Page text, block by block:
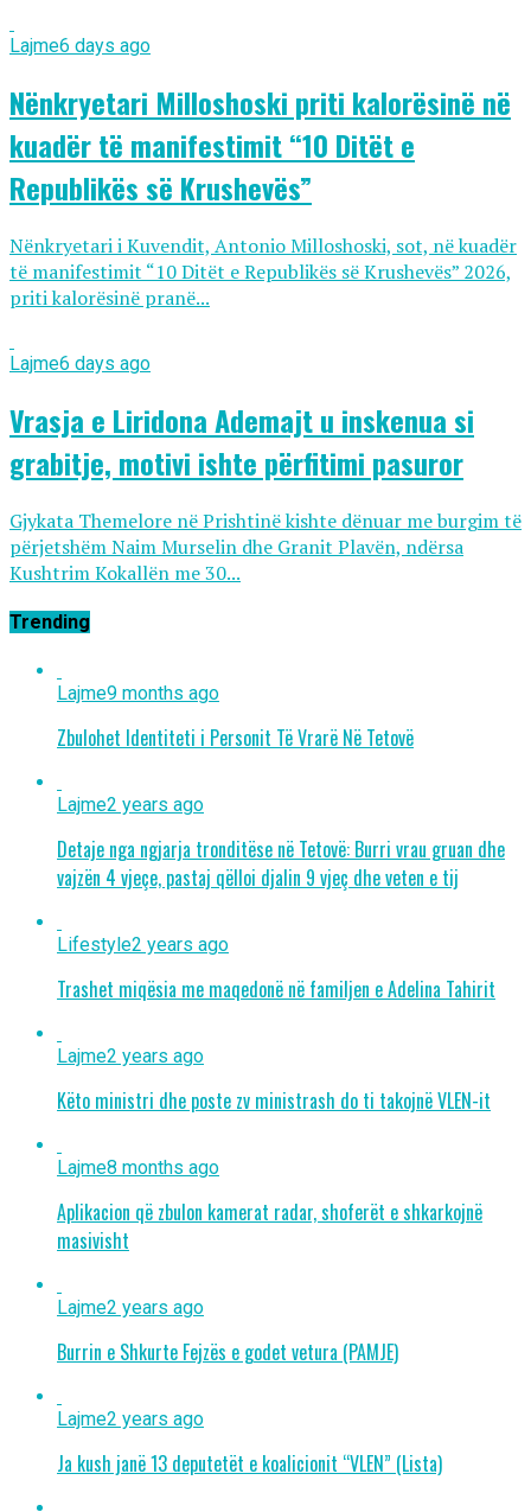
Lajme6 days ago
Nënkryetari Milloshoski priti kalorësinë në
kuadër të manifestimit “10 Ditët e
Republikës së Krushevës”
Nënkryetari i Kuvendit, Antonio Milloshoski, sot, në kuadër
të manifestimit “10 Ditët e Republikës së Krushevës” 2026,
priti kalorësinë pranë...
Lajme6 days ago
Vrasja e Liridona Ademajt u inskenua si
grabitje, motivi ishte përfitimi pasuror
Gjykata Themelore në Prishtinë kishte dënuar me burgim të
përjetshëm Naim Murselin dhe Granit Plavën, ndërsa
Kushtrim Kokallën me 30...
Trending
Lajme9 months ago
Zbulohet Identiteti i Personit Të Vrarë Në Tetovë
Lajme2 years ago
Detaje nga ngjarja tronditëse në Tetovë: Burri vrau gruan dhe
vajzën 4 vjeçe, pastaj qëlloi djalin 9 vjeç dhe veten e tij
Lifestyle2 years ago
Trashet miqësia me maqedonë në familjen e Adelina Tahirit
Lajme2 years ago
Këto ministri dhe poste zv ministrash do ti takojnë VLEN-it
Lajme8 months ago
Aplikacion që zbulon kamerat radar, shoferët e shkarkojnë
masivisht
Lajme2 years ago
Burrin e Shkurte Fejzës e godet vetura (PAMJE)
Lajme2 years ago
Ja kush janë 13 deputetët e koalicionit “VLEN” (Lista)